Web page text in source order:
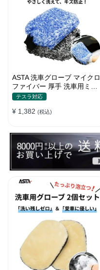
ASTA 洗車グローブ マイクロ
ファイバー 厚手 洗車用ミッ
ト 大判サイズ スポンジ内蔵
ローブ 傷防止 吸水速乾 車・
テスラ対応
¥ 1,382 (税込)